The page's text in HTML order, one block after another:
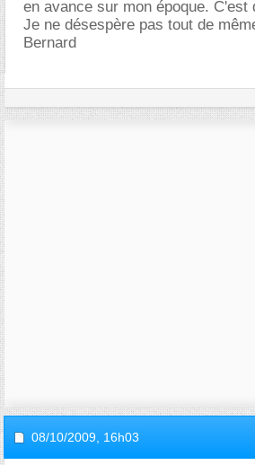
en avance sur mon époque. C'est
Je ne désespère pas tout de
Bernard
08/10/2009, 16h03